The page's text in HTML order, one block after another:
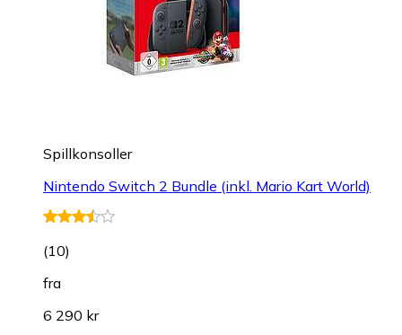
Spillkonsoller
Nintendo Switch 2 Bundle (inkl. Mario Kart World)
(10)
fra
6 290 kr